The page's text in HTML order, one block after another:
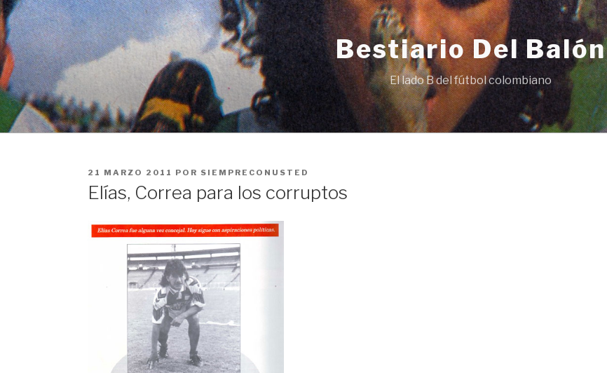
Ir
al
contenido
Bestiario Del Balón
El lado B del fútbol colombiano
PUBLICADO
EN
21 MARZO 2011 POR SIEMPRECONUSTED
Elías, Correa para los corruptos